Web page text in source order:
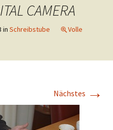
CAMERA
in Schreibstube
Volle
Nächstes →